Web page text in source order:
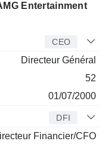
Entertainment
CEO
Directeur Général
52
01/07/2000
DFI
Financier/CFO